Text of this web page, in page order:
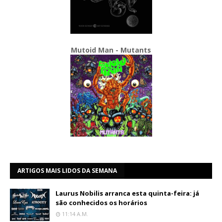
Mutoid Man - Mutants
ARTIGOS MAIS LIDOS DA SEMANA
Laurus Nobilis arranca esta quinta-feira: já
são conhecidos os horários
11:14 A.m.